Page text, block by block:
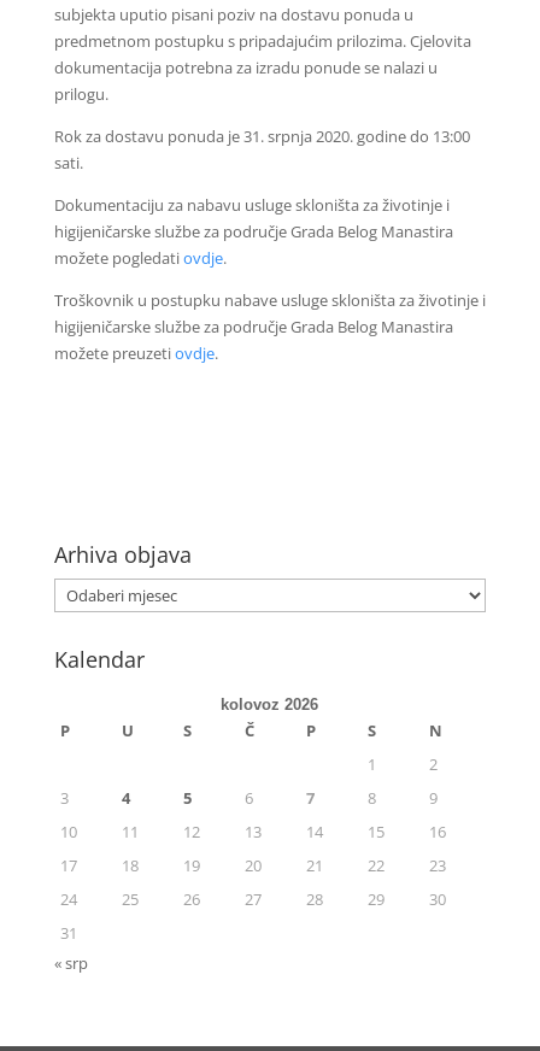
subjekta uputio pisani poziv na dostavu ponuda u
predmetnom postupku s pripadajućim prilozima. Cjelovita
dokumentacija potrebna za izradu ponude se nalazi u
prilogu.
Rok za dostavu ponuda je 31. srpnja 2020. godine do 13:00
sati.
Dokumentaciju za nabavu usluge skloništa za životinje i
higijeničarske službe za područje Grada Belog Manastira
možete pogledatiovdje.
Troškovnik u postupku nabave usluge skloništa za životinje i
higijeničarske službe za područje Grada Belog Manastira
možete preuzetiovdje.
Arhiva objava
Kalendar
kolovoz 2026
P U S Č P S
N
1
2
3
4 5 6 7 8
9
10
11 12 13 14 15
16
17
18 19 20 21 22
23
24
25 26 27 28 29
30
31
« srp